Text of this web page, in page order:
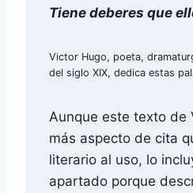
Tiene deberes que
Victor Hugo, poeta,
del siglo XIX, dedica estas
Aunque este texto de
más aspecto de cita
literario al uso, lo
apartado porque